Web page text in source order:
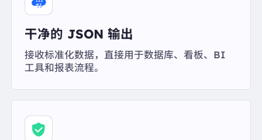
干净的 JSON 输出
接收标准化数据，直接用于数据库、看板、BI
工具和报表流程。